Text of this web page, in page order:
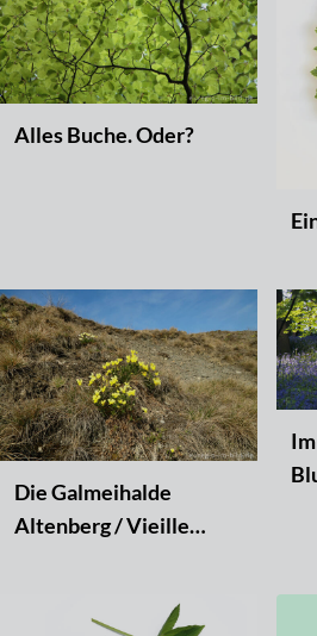
Alles Buche. Oder?
Die Galmeihalde
Altenberg / Vieille